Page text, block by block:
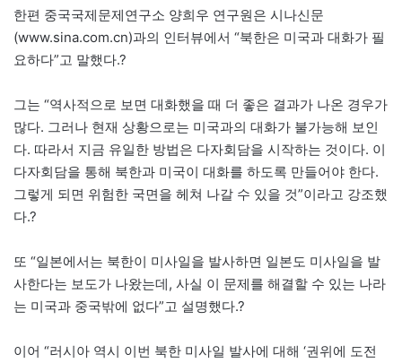
한편 중국국제문제연구소 양희우 연구원은 시나신문
(www.sina.com.cn)과의 인터뷰에서 “북한은 미국과 대화가 필
요하다”고 말했다.?
그는 “역사적으로 보면 대화했을 때 더 좋은 결과가 나온 경우가
많다. 그러나 현재 상황으로는 미국과의 대화가 불가능해 보인
다. 따라서 지금 유일한 방법은 다자회담을 시작하는 것이다. 이
다자회담을 통해 북한과 미국이 대화를 하도록 만들어야 한다.
그렇게 되면 위험한 국면을 헤쳐 나갈 수 있을 것”이라고 강조했
다.?
또 “일본에서는 북한이 미사일을 발사하면 일본도 미사일을 발
사한다는 보도가 나왔는데, 사실 이 문제를 해결할 수 있는 나라
는 미국과 중국밖에 없다”고 설명했다.?
이어 “러시아 역시 이번 북한 미사일 발사에 대해 ‘권위에 도전